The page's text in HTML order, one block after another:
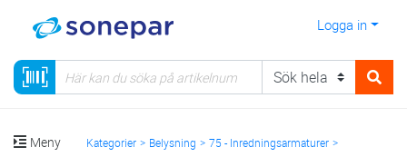
Logga in
Meny Kategorier Belysning 75 - Inredningsarmaturer